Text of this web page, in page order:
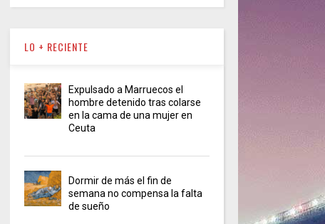
LO + RECIENTE
Expulsado a Marruecos el
hombre detenido tras colarse
en la cama de una mujer en
Ceuta
Dormir de más el fin de
semana no compensa la falta
de sueño